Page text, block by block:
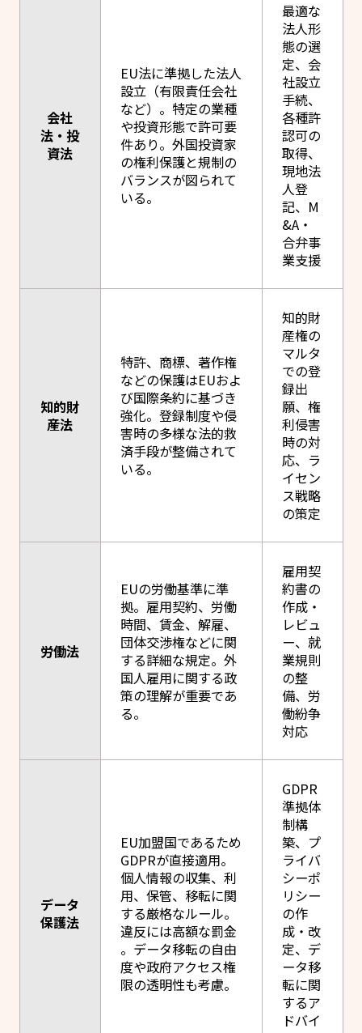
会社
法・投
資法
EU法に準拠した法人
設立（有限責任会社
など）。特定の業種
や投資形態で許可要
件あり。外国投資家
の権利保護と規制の
バランスが図られて
いる。
最適な
法人形
態の選
定、会
社設立
手続、
各種許
認可の
取得、
現地法
人登
記、M
&A・
合弁事
業支援
知的財
産法
特許、商標、著作権
などの保護はEUおよ
び国際条約に基づき
強化。登録制度や侵
害時の多様な法的救
済手段が整備されて
いる。
知的財
産権の
マルタ
での登
録出
願、権
利侵害
時の対
応、ラ
イセン
ス戦略
の策定
労働法
EUの労働基準に準
拠。雇用契約、労働
時間、賃金、解雇、
団体交渉権などに関
する詳細な規定。外
国人雇用に関する政
策の理解が重要であ
る。
雇用契
約書の
作成・
レビュ
ー、就
業規則
の整
備、労
働紛争
対応
データ
保護法
EU加盟国であるため
GDPRが直接適用。
個人情報の収集、利
用、保管、移転に関
する厳格なルール。
違反には高額な罰金
。データ移転の自由
度や政府アクセス権
限の透明性も考慮。
GDPR
準拠体
制構
築、プ
ライバ
シーポ
リシー
の作
成・改
定、デ
ータ移
転に関
するア
ドバイ